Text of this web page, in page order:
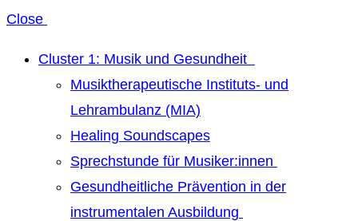
Close
Cluster 1: Musik und Gesundheit
Musiktherapeutische Instituts- und
Lehrambulanz (MIA)
Healing Soundscapes
Sprechstunde für Musiker:innen
Gesundheitliche Prävention in der
instrumentalen Ausbildung